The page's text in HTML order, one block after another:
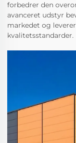
forbedrer den
avanceret udstyr
markedet og
kvalitetsstandarder.